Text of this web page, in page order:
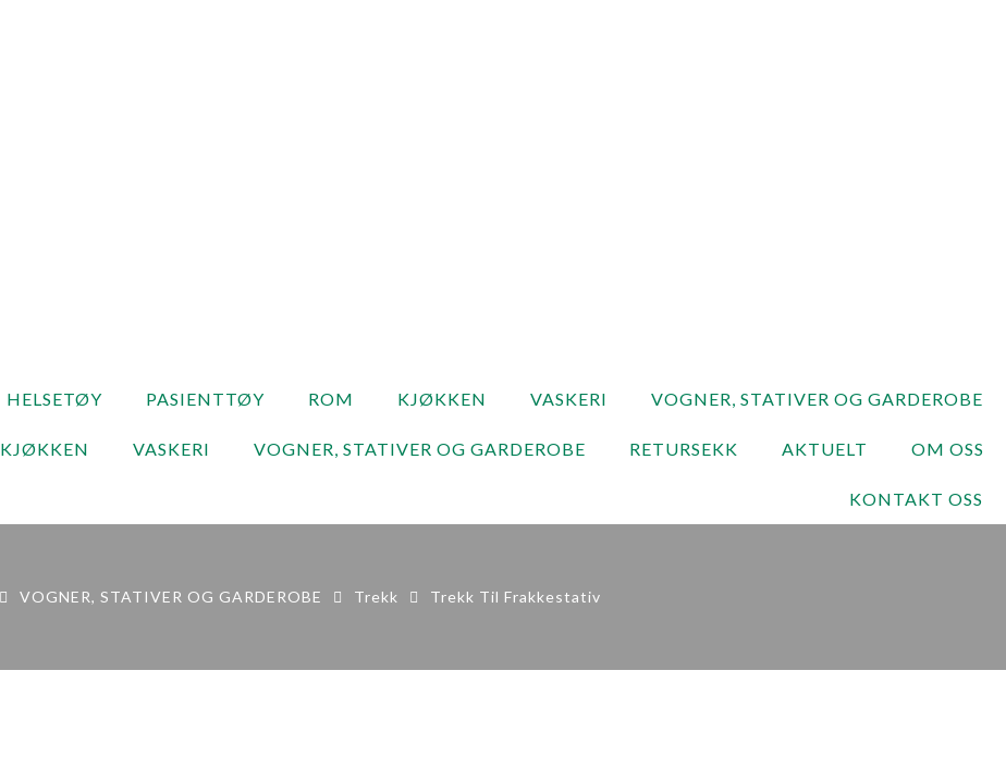
HELSETØY PASIENTTØY ROM KJØKKEN VASKERI VOGNER, STATIVER OG GARDEROBE
KJØKKEN VASKERI VOGNER, STATIVER OG GARDEROBE RETURSEKK AKTUELT OM OSS
KONTAKT OSS
VOGNER, STATIVER OG GARDEROBE Trekk Trekk Til Frakkestativ